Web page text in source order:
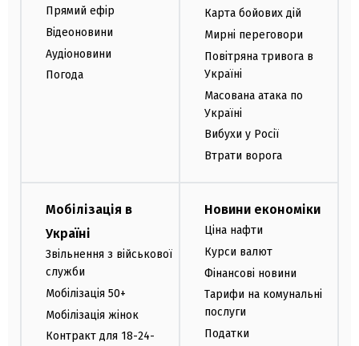
Прямий ефір
Відеоновини
Аудіоновини
Погода
Карта бойових дій
Мирні переговори
Повітряна тривога в
Україні
Масована атака по
Україні
Вибухи у Росії
Втрати ворога
Мобілізація в
Україні
Звільнення з військової
служби
Мобілізація 50+
Мобілізація жінок
Контракт для 18-24-
Новини економіки
Ціна нафти
Курси валют
Фінансові новини
Тарифи на комунальні
послуги
Податки